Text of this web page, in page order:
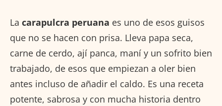
La carapulcra peruana es uno de esos guisos
que no se hacen con prisa. Lleva papa seca,
carne de cerdo, ají panca, maní y un sofrito bien
trabajado, de esos que empiezan a oler bien
antes incluso de añadir el caldo. Es una receta
potente, sabrosa y con mucha historia dentro